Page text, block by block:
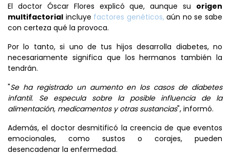
El doctor Óscar Flores explicó que, aunque su origen
multifactorial incluye factores genéticos, aún no se sabe
con certeza qué la provoca.
Por lo tanto, si uno de tus hijos desarrolla diabetes, no
necesariamente significa que los hermanos también la
tendrán.
"Se ha registrado un aumento en los casos de diabetes
infantil. Se especula sobre la posible influencia de la
alimentación, medicamentos y otras sustancias", informó.
Además, el doctor desmitificó la creencia de que eventos
emocionales, como sustos o corajes, pueden
desencadenar la enfermedad.